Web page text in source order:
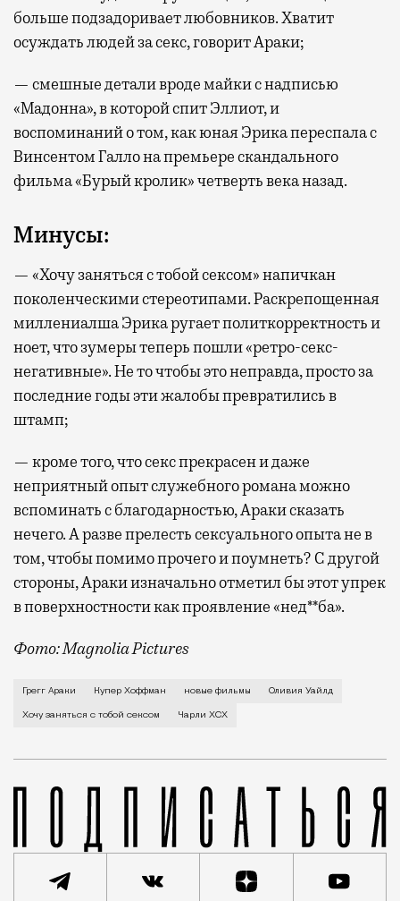
больше подзадоривает любовников. Хватит
осуждать людей за секс, говорит Араки;
— смешные детали вроде майки с надписью
«Мадонна», в которой спит Эллиот, и
воспоминаний о том, как юная Эрика переспала с
Винсентом Галло на премьере скандального
фильма «Бурый кролик» четверть века назад.
Минусы:
— «Хочу заняться с тобой сексом» напичкан
поколенческими стереотипами. Раскрепощенная
миллениалша Эрика ругает политкорректность и
ноет, что зумеры теперь пошли «ретро-секс-
негативные». Не то чтобы это неправда, просто за
последние годы эти жалобы превратились в
штамп;
— кроме того, что секс прекрасен и даже
неприятный опыт служебного романа можно
вспоминать с благодарностью, Араки сказать
нечего. А разве прелесть сексуального опыта не в
том, чтобы помимо прочего и поумнеть? С другой
стороны, Араки изначально отметил бы этот упрек
в поверхностности как проявление «нед**ба».
Фото: Magnolia Pictures
В первой же сцене своего нового фильма Грегг
Грегг Араки Купер Хоффман новые фильмы Оливия Уайлд
Хочу заняться с тобой сексом Чарли XCX